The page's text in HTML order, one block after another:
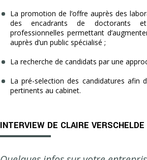
La promotion de l’offre auprès des
des encadrants de doctorants
professionnelles permettant
auprès d’un public spécialisé ;
La recherche de candidats par une
La pré-selection des candidatures afin
pertinents au cabinet.
INTERVIEW DE CLAIRE VERSCHELDE